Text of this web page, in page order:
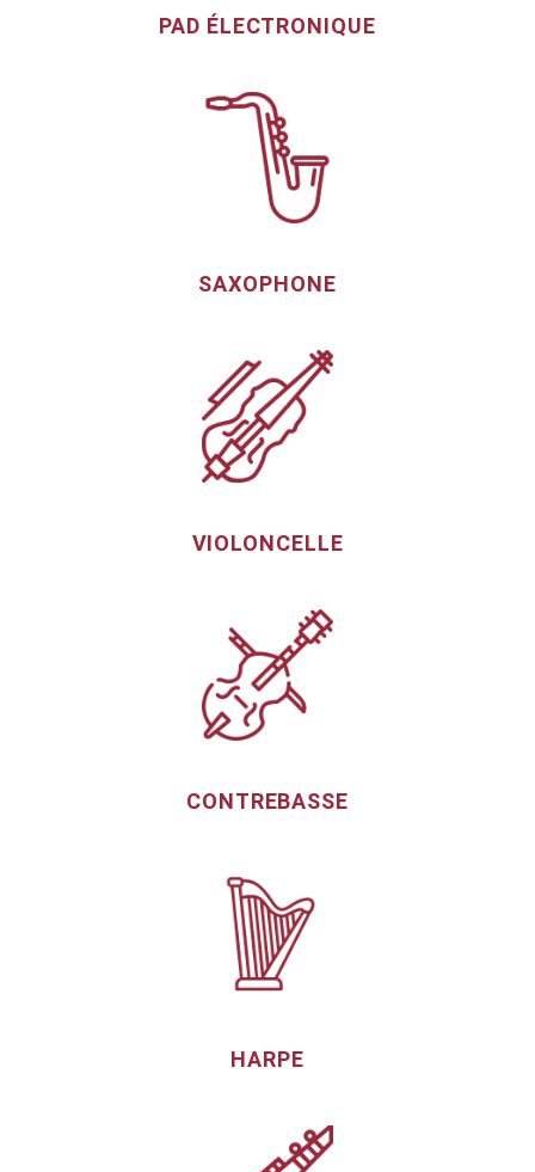
PAD ÉLECTRONIQUE
SAXOPHONE
VIOLONCELLE
CONTREBASSE
HARPE